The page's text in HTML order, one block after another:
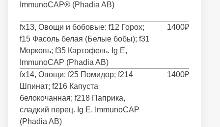
ImmunoCAP® (Phadia AB)
fx13, Овощи и бобовые: f12 Горох;
f15 Фасоль белая (Белые бобы); f31
Морковь; f35 Картофель. Ig E,
ImmunoCAP (Phadia AB)
1400₽
fx14, Овощи: f25 Помидор; f214
Шпинат; f216 Капуста
белокочанная; f218 Паприка,
сладкий перец. Ig E, ImmunoCAP
(Phadia AB)
1400₽